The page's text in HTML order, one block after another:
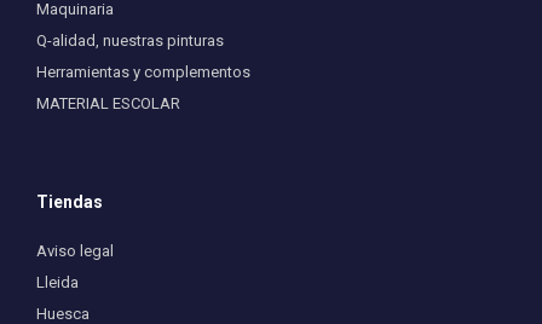
Maquinaria
Q-alidad, nuestras pinturas
Herramientas y complementos
MATERIAL ESCOLAR
Tiendas
Aviso legal
Lleida
Huesca